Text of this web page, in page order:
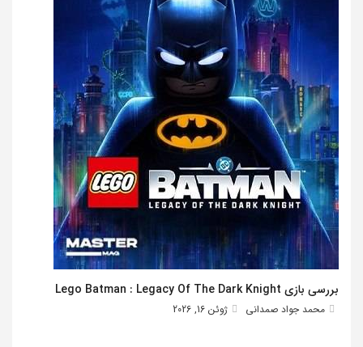
بررسی بازی Lego Batman : Legacy Of The Dark Knight
محمد جواد صمدانی ژوئن 16, 2026